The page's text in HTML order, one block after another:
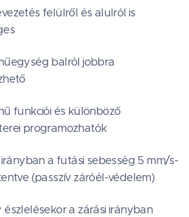
felülről és alulról is
balról jobbra
funkciói és különböző
programozhatók
a futási sebesség 5 mm/s-
(passzív záróél-védelem)
a zárási irányban